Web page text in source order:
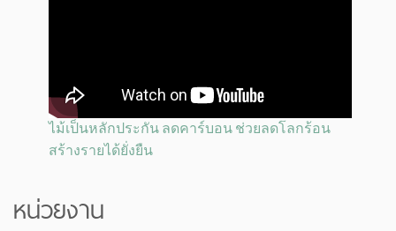
ไม้เป็นหลักประกัน ลดคาร์บอน ช่วยลดโลกร้อน
สร้างรายได้ยั่งยืน
หน่วยงาน